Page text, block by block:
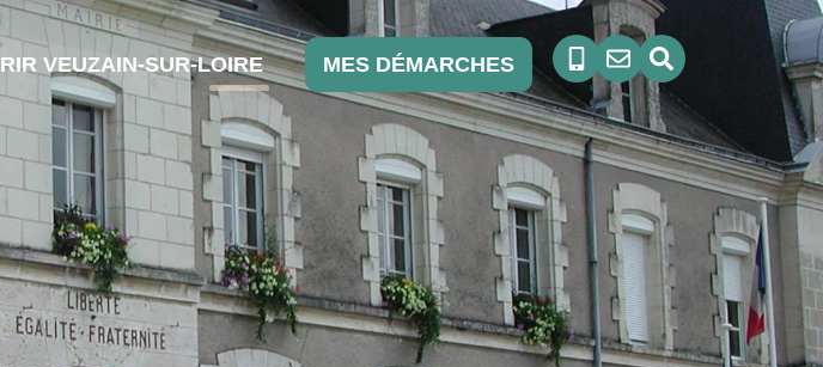
VEUZAIN-SUR-LOIRE MES DÉMARCHES